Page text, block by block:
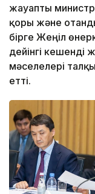
жауапты
қоры және
бірге Жеңіл
дейінгі кешенді
мәселелері
етті.